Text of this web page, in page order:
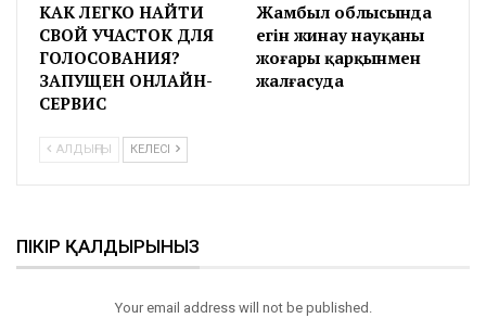
КАК ЛЕГКО НАЙТИ
СВОЙ УЧАСТОК ДЛЯ
ГОЛОСОВАНИЯ?
ЗАПУЩЕН ОНЛАЙН-
СЕРВИС
Жамбыл облысында
егін жинау науқаны
жоғары қарқынмен
жалғасуда
АЛДЫҢҒЫ КЕЛЕСІ
ПІКІР ҚАЛДЫРЫНЫЗ
Your email address will not be published.